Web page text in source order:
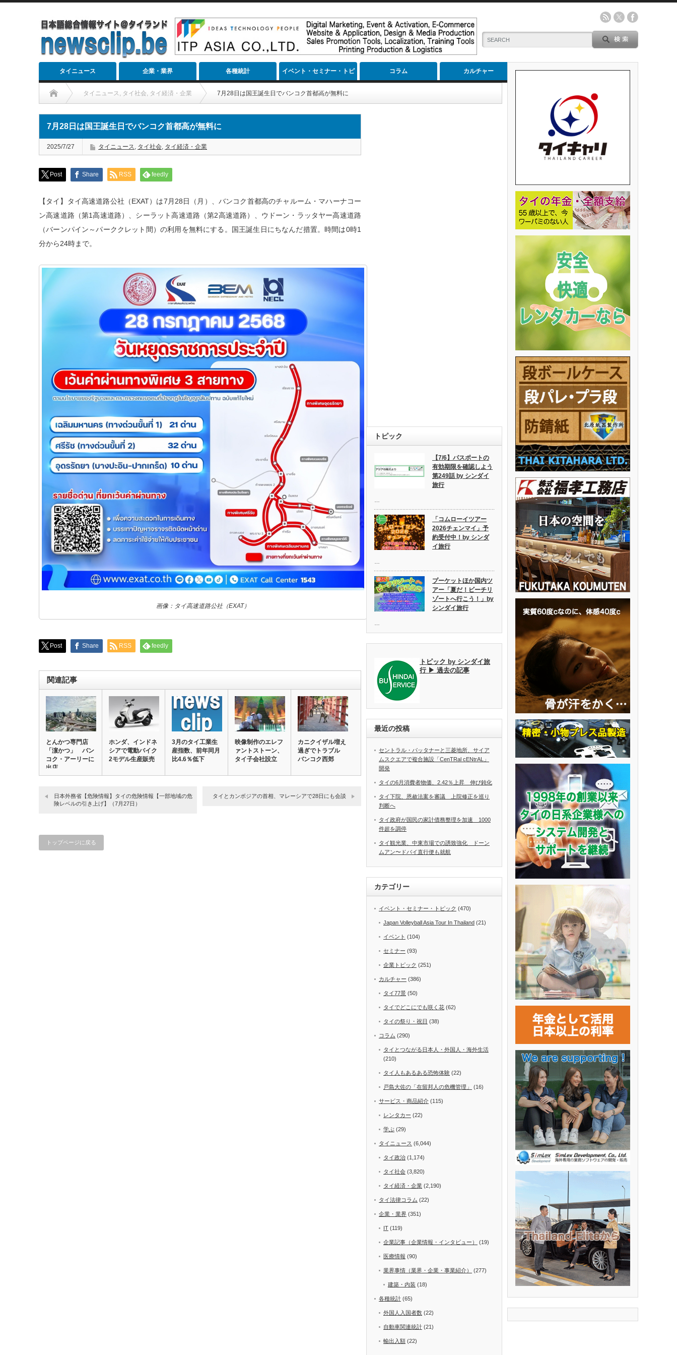
タイニュース 企業・業界 各種統計 イベント・セミナー・トピ
ック
コラム カルチャー
タイニュース, タイ社会, タイ経済・企業 7月28日は国王誕生日でバンコク首都高が無料に
7月28日は国王誕生日でバンコク首都高が無料に
2025/7/27 タイニュース, タイ社会, タイ経済・企業
Post Share RSS feedly
【タイ】タイ高速道路公社（EXAT）は7月28日（月）、バンコク首都高のチャルーム・マハーナコー
ン高速道路（第1高速道路）、シーラット高速道路（第2高速道路）、ウドーン・ラッタヤー高速道路
（バーンパイン～パーククレット間）の利用を無料にする。国王誕生日にちなんだ措置。時間は0時1
分から24時まで。
画像：タイ高速道路公社（EXAT）
Post Share RSS feedly
関連記事
とんかつ専門店
「濵かつ」 バン
コク・アーリーに
出店
ホンダ、インドネ
シアで電動バイク
2モデル生産販売
3月のタイ工業生
産指数、前年同月
比4.6％低下
映像制作のエレフ
ァントストーン、
タイ子会社設立
カニクイザル増え
過ぎでトラブル
バンコク西郊
日本外務省【危険情報】タイの危険情報【一部地域の危
険レベルの引き上げ】（7月27日）
タイとカンボジアの首相、マレーシアで28日にも会談
トップページに戻る
トピック
【7/6】パスポートの
有効期限を確認しよう
第249話 by シンダイ
旅行
「コムローイツアー
2026チェンマイ」予
約受付中！by シンダ
イ旅行
プーケットほか国内ツ
アー「夏だ！ビーチリ
ゾートへ行こう！」by
シンダイ旅行
トピック by シンダイ旅
行 ▶ 過去の記事
最近の投稿
セントラル・パッタナーと三菱地所、サイア
ムスクエアで複合施設「CenTRal cENtrAL」
開発
タイの6月消費者物価、2.42％上昇 伸び鈍化
タイ下院、恩赦法案を審議 上院修正を巡り
判断へ
タイ政府が国民の家計債務整理を加速 1000
件超を調停
タイ観光業、中東市場での誘致強化 ドーン
ムアン〜ドバイ直行便も就航
カテゴリー
イベント・セミナー・トピック (470)
Japan Volleyball Asia Tour In Thailand (21)
イベント (104)
セミナー (93)
企業トピック (251)
カルチャー (386)
タイ77景 (50)
タイでどこにでも咲く花 (62)
タイの祭り・祝日 (38)
コラム (290)
タイとつながる日本人・外国人・海外生活
(210)
タイ人もあるある恐怖体験 (22)
戸島大佐の「在留邦人の危機管理」 (16)
サービス・商品紹介 (115)
レンタカー (22)
学ぶ (29)
タイニュース (6,044)
タイ政治 (1,174)
タイ社会 (3,820)
タイ経済・企業 (2,190)
タイ法律コラム (22)
企業・業界 (351)
IT (119)
企業記事（企業情報・インタビュー） (19)
医療情報 (90)
業界事情（業界・企業・事業紹介） (277)
建築・内装 (18)
各種統計 (65)
外国人入国者数 (22)
自動車関連統計 (21)
輸出入額 (22)